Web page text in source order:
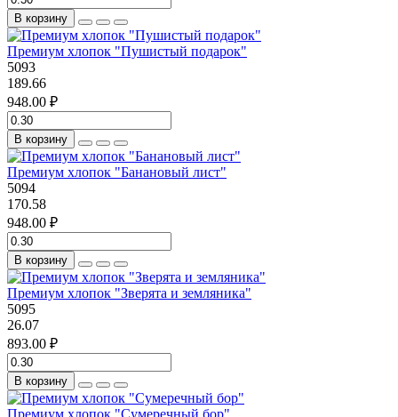
В корзину
Премиум хлопок "Пушистый подарок"
5093
189.66
948.00 ₽
В корзину
Премиум хлопок "Банановый лист"
5094
170.58
948.00 ₽
В корзину
Премиум хлопок "Зверята и земляника"
5095
26.07
893.00 ₽
В корзину